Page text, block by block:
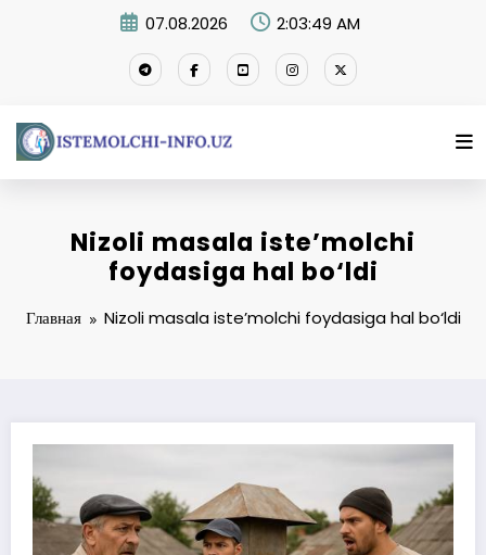
07.08.2026 2:03:50 AM
Nizoli masala iste’molchi
foydasiga hal bo‘ldi
Главная Nizoli masala iste’molchi foydasiga hal bo‘ldi